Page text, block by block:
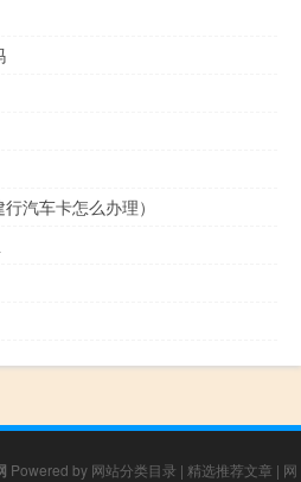
汽车卡怎么办理）
Powered by 网站分类目录 | 精选推荐文章 | 网